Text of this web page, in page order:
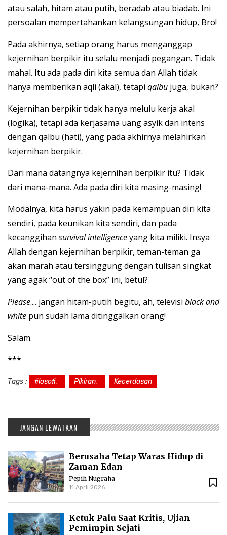
atau salah, hitam atau putih, beradab atau biadab. Ini
persoalan mempertahankan kelangsungan hidup, Bro!
Pada akhirnya, setiap orang harus menganggap
kejernihan berpikir itu selalu menjadi pegangan. Tidak
mahal. Itu ada pada diri kita semua dan Allah tidak
hanya memberikan aqli (akal), tetapi qalbu juga, bukan?
Kejernihan berpikir tidak hanya melulu kerja akal
(logika), tetapi ada kerjasama uang asyik dan intens
dengan qalbu (hati), yang pada akhirnya melahirkan
kejernihan berpikir.
Dari mana datangnya kejernihan berpikir itu? Tidak
dari mana-mana. Ada pada diri kita masing-masing!
Modalnya, kita harus yakin pada kemampuan diri kita
sendiri, pada keunikan kita sendiri, dan pada
kecanggihan survival intelligenceyang kita miliki. Insya
Allah dengan kejernihan berpikir, teman-teman ga
akan marah atau tersinggung dengan tulisan singkat
yang agak “out of the box” ini, betul?
Please.... jangan hitam-putih begitu, ah, televisi black and
white pun sudah lama ditinggalkan orang!
Salam.
***
Tags : filosofi, Pikiran, Kecerdasan
JANGAN LEWATKAN
Berusaha Tetap Waras Hidup di
Zaman Edan
Pepih Nugraha
11 April 2026
Ketuk Palu Saat Kritis, Ujian
Pemimpin Sejati